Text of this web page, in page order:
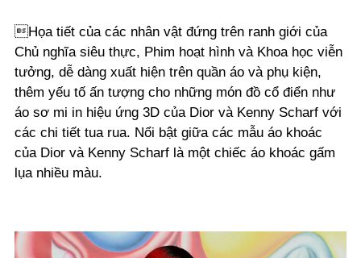
Họa tiết của các nhân vật đứng trên ranh giới của
Chủ nghĩa siêu thực, Phim hoạt hình và Khoa học viễn
tưởng, dễ dàng xuất hiện trên quần áo và phụ kiện,
thêm yếu tố ấn tượng cho những món đồ cổ điển như
áo sơ mi in hiệu ứng 3D của Dior và Kenny Scharf với
các chi tiết tua rua. Nổi bật giữa các mẫu áo khoác
của Dior và Kenny Scharf là một chiếc áo khoác gấm
lụa nhiều màu.